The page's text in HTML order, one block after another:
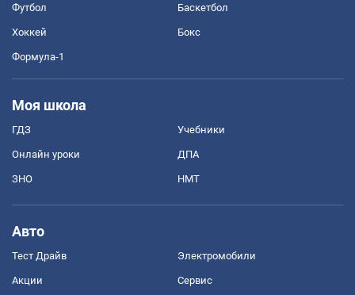
Футбол Баскетбол
Хоккей Бокс
Формула-1
Моя школа
ГДЗ Учебники
Онлайн уроки ДПА
ЗНО НМТ
Авто
Тест Драйв Электромобили
Акции Сервис